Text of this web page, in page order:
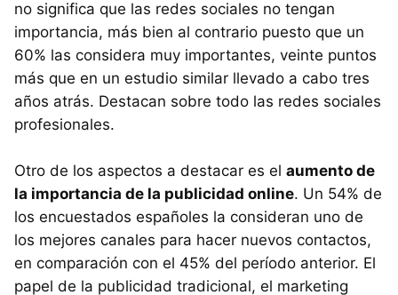
no significa que las redes sociales no tengan
importancia, más bien al contrario puesto que un
60% las considera muy importantes, veinte puntos
más que en un estudio similar llevado a cabo tres
años atrás. Destacan sobre todo las redes sociales
profesionales.
Otro de los aspectos a destacar es el aumento de
la importancia de la publicidad online. Un 54% de
los encuestados españoles la consideran uno de
los mejores canales para hacer nuevos contactos,
en comparación con el 45% del período anterior. El
papel de la publicidad tradicional, el marketing